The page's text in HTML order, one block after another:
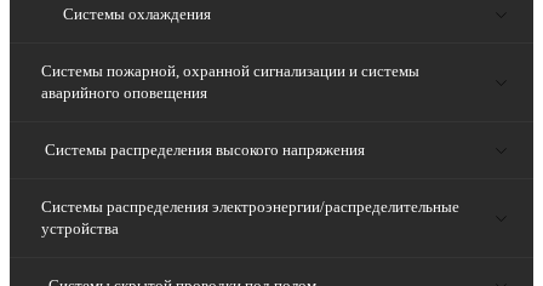
Системы охлаждения
Системы пожарной, охранной сигнализации и системы
аварийного оповещения
Системы распределения высокого напряжения
Системы распределения электроэнергии/распределительные
устройства